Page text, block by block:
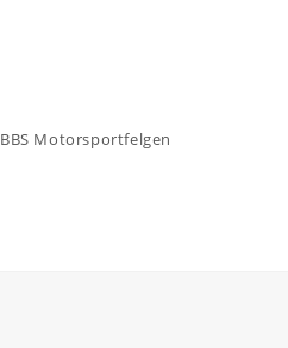
BBS Motorsportfelgen